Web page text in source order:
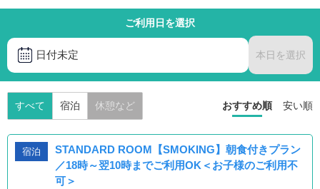
ご利用日を選択
日付未定 本日を選択
すべて 宿泊 休憩など おすすめ順 安い順
宿泊
STANDARD ROOM【SMOKING】朝食付きプラン
／18時～翌10時までご利用OK＜お子様のご利用不
可＞